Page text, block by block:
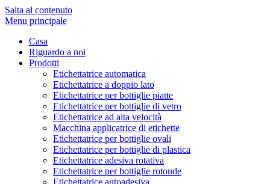
Salta al contenuto
Menu principale
Casa
Riguardo a noi
Prodotti
Etichettatrice automatica
Etichettatrice a doppio lato
Etichettatrice per bottiglie piatte
Etichettatrice per bottiglie di vetro
Etichettatrice ad alta velocità
Macchina applicatrice di etichette
Etichettatrice per bottiglie ovali
Etichettatrice per bottiglie di plastica
Etichettatrice adesiva rotativa
Etichettatrice per bottiglie rotonde
Etichettatrice autoadesiva